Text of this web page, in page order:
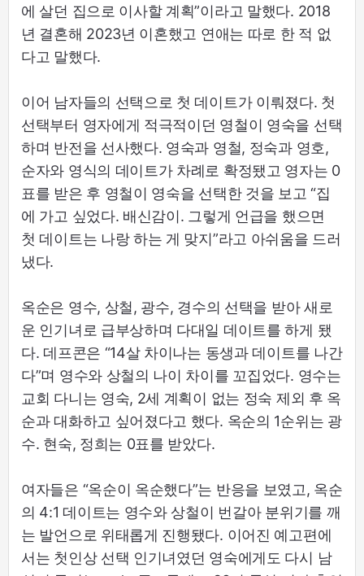
에 살던 집으로 이사할 계획”이라고 말했다. 2018
년 결혼해 2023년 이혼했고 연애는 따로 한 적 없
다고 말했다.
이어 남자들의 선택으로 첫 데이트가 이뤄졌다. 첫
선택부터 영자에게 적극적이던 영철이 영숙을 선택
하며 반전을 선사했다. 영숙과 영철, 정숙과 영호,
순자와 영식의 데이트가 차례로 확정됐고 영자는 0
표를 받은 후 영철이 영숙을 선택한 것을 보고 “집
에 가고 싶었다. 배신감이. 그렇게 언급을 했으면
첫 데이트는 나랑 하는 게 맞지”라고 아쉬움을 드러
냈다.
옥순은 영수, 상철, 광수, 경수의 선택을 받아 새로
운 인기녀로 급부상하며 다대일 데이트를 하게 됐
다. 데프콘은 “14살 차이나는 동생과 데이트를 나간
다”며 영수와 상철의 나이 차이를 꼬집었다. 영수는
교회 다니는 영숙, 2세 계획이 없는 정숙 제외 후 옥
순과 대화하고 싶어졌다고 했다. 옥순의 1순위는 광
수. 현숙, 정희는 0표를 받았다.
여자들은 “옥순이 옥순했다”는 반응을 보였고, 옥순
의 4:1 데이트는 영수와 상철이 번갈아 분위기를 깨
는 발언으로 위태롭게 진행됐다. 이어진 예고편에
서는 첫인상 선택 인기녀였던 영숙에게도 다시 남